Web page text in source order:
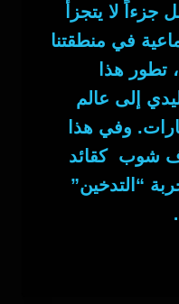
لا يتجزأ
في منطقتنا
تطور هذا
إلى عالم
وفي هذا
شوب كقائد
“التدخين”